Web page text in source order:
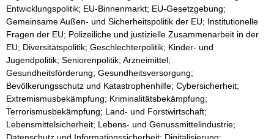
Entwicklungspolitik; EU-Binnenmarkt; EU-Gesetzgebung;
Gemeinsame Außen- und Sicherheitspolitik der EU; Institutionelle
Fragen der EU; Polizeiliche und justizielle Zusammenarbeit in der
EU; Diversitätspolitik; Geschlechterpolitik; Kinder- und
Jugendpolitik; Seniorenpolitik; Arzneimittel;
Gesundheitsförderung; Gesundheitsversorgung;
Bevölkerungsschutz und Katastrophenhilfe; Cybersicherheit;
Extremismusbekämpfung; Kriminalitätsbekämpfung;
Terrorismusbekämpfung; Land- und Forstwirtschaft;
Lebensmittelsicherheit; Lebens- und Genussmittelindustrie;
Datenschutz und Informationssicherheit; Digitalisierung;